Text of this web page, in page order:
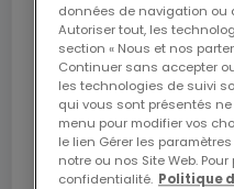
L'internet Giga :
Bénéficiez d’1 mois
ATHOME26 sur le
Luxembourg.
données de navigation ou
Autoriser tout, les
section « Nous et nos
Continuer sans accepter
les technologies de suivi
qui vous sont présentés
menu pour modifier vos
le lien Gérer les
notre ou nos Site Web.
confidentialité. Politique